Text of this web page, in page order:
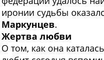
иронии судьбы
Маркунцев.
Жертва любви
О том, как она